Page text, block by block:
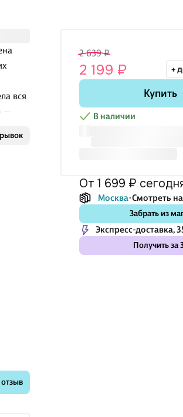
вся
эти
не
2 639 ₽
2 199 ₽ +
Купить
В наличии
от 1 699 ₽
Москва Смотреть
Забрать из
Экспресс-доставка,
Получить за